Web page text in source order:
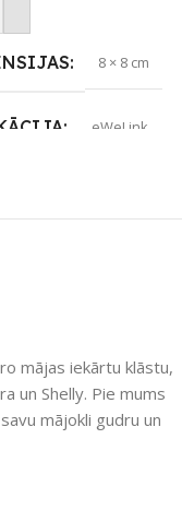
Grozam
8 × 8 cm
eWeLink
UZREIZ Jā
PIEEJAMAIS
mājas iekārtu klāstu,
un Shelly. Pie mums
mājokli gudru un